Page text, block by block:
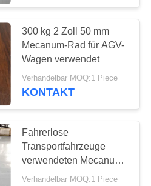
Räder
84
300 kg 2 Zoll 50 mm
Mecanum-Rad für AGV-
Wagen verwendet
Verhandelbar MOQ:1 Piece
KONTAKT
Fahrerlose
Transportfahrzeuge
verwendeten Mecanum-
Räder 8 Zoll 203 mm
Verhandelbar MOQ:1 Piece